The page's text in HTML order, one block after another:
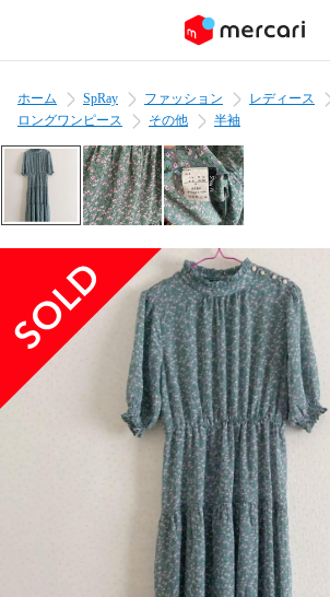
ホーム SpRay ファッション レディース
ロングワンピース
その他 半袖